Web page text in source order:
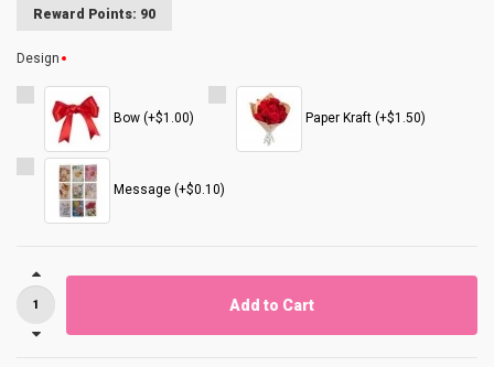
Reward Points: 90
Design
Bow (+$1.00) Paper Kraft (+$1.50)
Message (+$0.10)
Add to Cart